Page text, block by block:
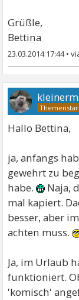
Grüßle,
Bettina
23.03.2014 17:44•
Hallo Bettina,
ja, anfangs
gewehrt zu
habe.
Naja,
mal kapiert.
besser, aber
achten muss.
Ja, im Urlaub
funktioniert.
'komisch'